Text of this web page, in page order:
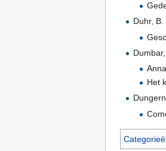
Duhr, B.
Dumbar,
Het